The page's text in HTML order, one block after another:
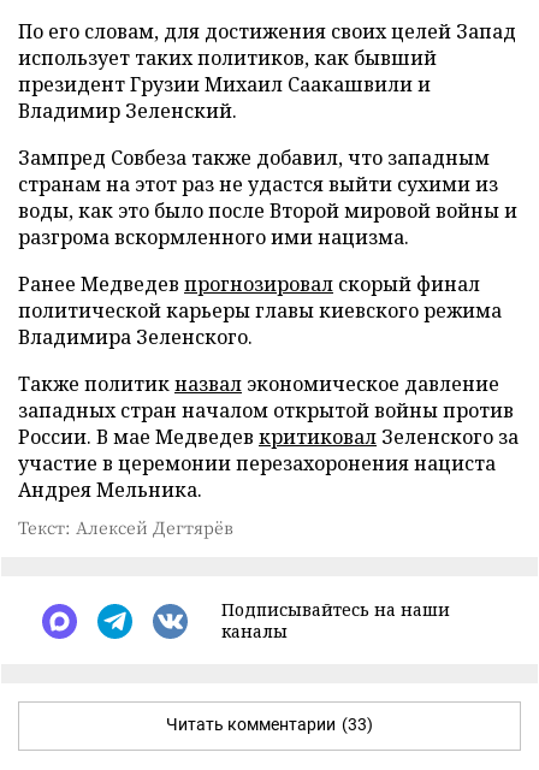
По его словам, для достижения своих целей Запад
использует таких политиков, как бывший
президент Грузии Михаил Саакашвили и
Владимир Зеленский.
Зампред Совбеза также добавил, что западным
странам на этот раз не удастся выйти сухими из
воды, как это было после Второй мировой войны и
разгрома вскормленного ими нацизма.
Ранее Медведев прогнозировал скорый финал
политической карьеры главы киевского режима
Владимира Зеленского.
Также политикназвал экономическое давление
западных стран началом открытой войны против
России. В мае Медведев критиковал Зеленского за
участие в церемонии перезахоронения нациста
Андрея Мельника.
Текст: Алексей Дегтярёв
Подписывайтесь на наши
каналы
Читать комментарии (33)